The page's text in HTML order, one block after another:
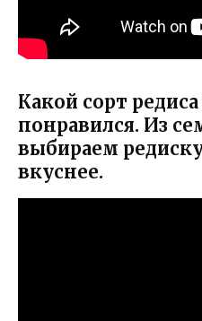
Какой сорт
понравился. Из
выбираем
вкуснее.